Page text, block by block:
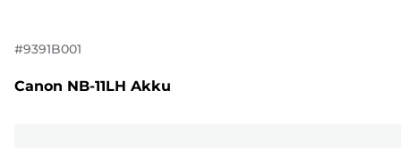
#9391B001
Canon NB-11LH Akku